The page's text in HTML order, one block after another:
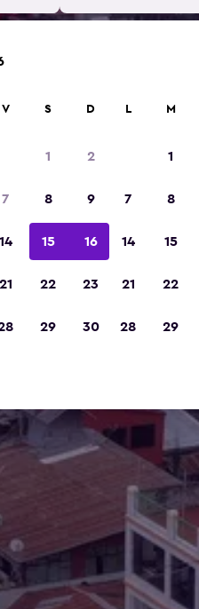
V S D
1 2
7 8 9
14 15 16
21 22 23
29 30
L M
1
7 8
14 15
21 22
28 29